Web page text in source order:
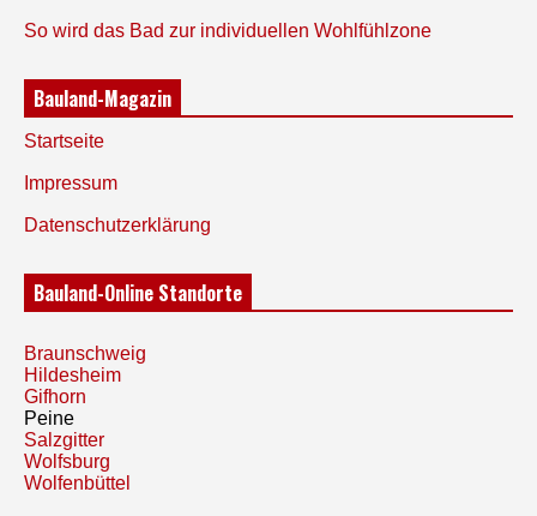
So wird das Bad zur individuellen Wohlfühlzone
Bauland-Magazin
Startseite
Impressum
Datenschutzerklärung
Bauland-Online Standorte
Braunschweig
Hildesheim
Gifhorn
Peine
Salzgitter
Wolfsburg
Wolfenbüttel